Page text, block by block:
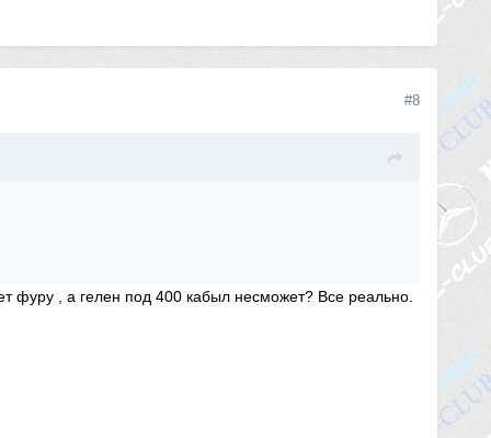
#8
фуру , а гелен под 400 кабыл несможет? Все реально.